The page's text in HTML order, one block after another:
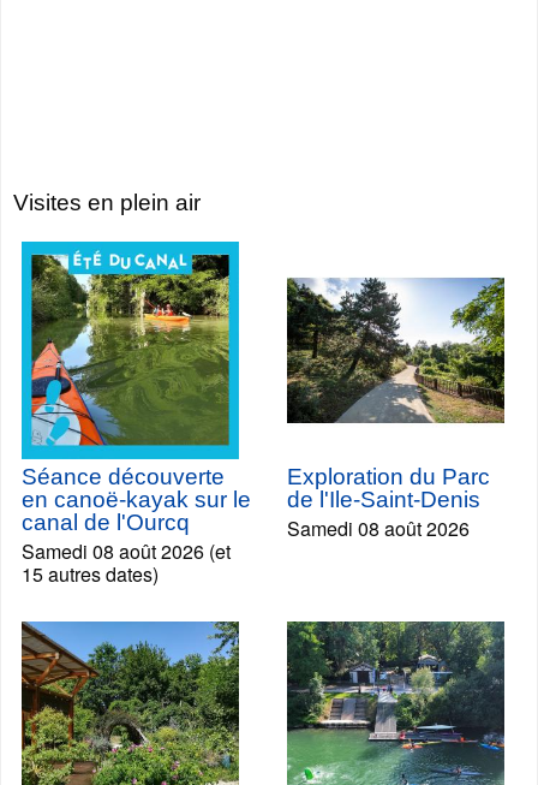
Visites en plein air
Séance découverte
en canoë-kayak sur le
canal de l'Ourcq
Samedi 08 août 2026 (et
15 autres dates)
Exploration du Parc
de l'Ile-Saint-Denis
Samedi 08 août 2026